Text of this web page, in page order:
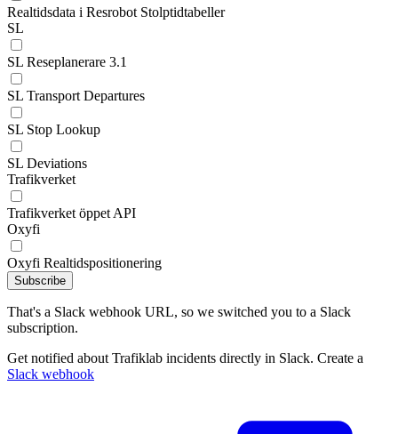
Realtidsdata i Resrobot Stolptidtabeller
SL
SL Reseplanerare 3.1
SL Transport Departures
SL Stop Lookup
SL Deviations
Trafikverket
Trafikverket öppet API
Oxyfi
Oxyfi Realtidspositionering
Subscribe
That's a Slack webhook URL, so we switched you to a Slack
subscription.
Get notified about Trafiklab incidents directly in Slack. Create a
Slack webhook